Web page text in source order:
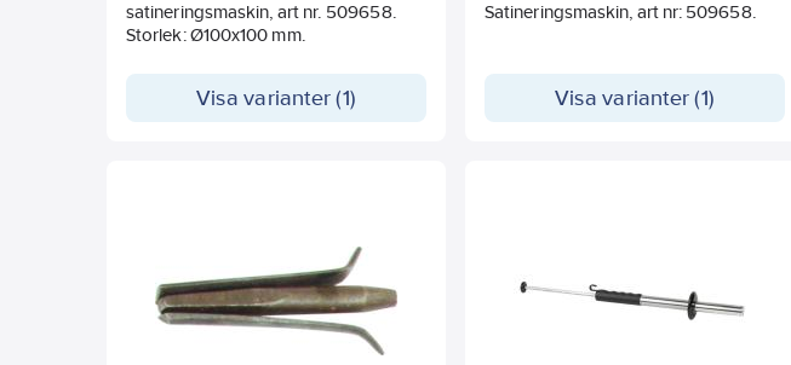
satineringsmaskin, art nr. 509658.
Storlek: Ø100x100 mm.
Visa varianter (1)
Satineringsmaskin, art nr: 509658.
Visa varianter (1)